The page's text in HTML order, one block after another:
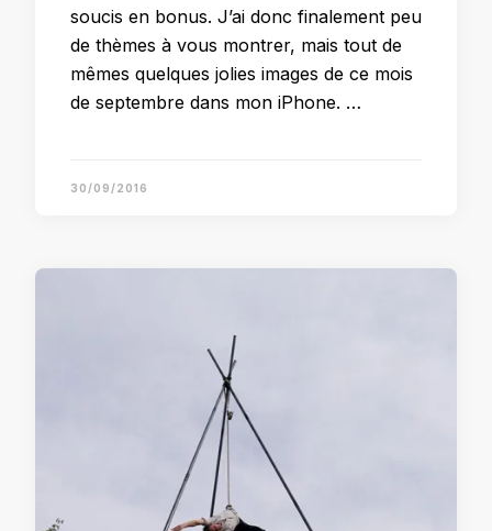
soucis en bonus. J’ai donc finalement peu
de thèmes à vous montrer, mais tout de
mêmes quelques jolies images de ce mois
de septembre dans mon iPhone. …
30/09/2016